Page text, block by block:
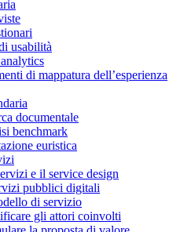
usabilità
di mappatura dell’esperienza
documentale
benchmark
euristica
e il service design
pubblici digitali
di servizio
gli attori coinvolti